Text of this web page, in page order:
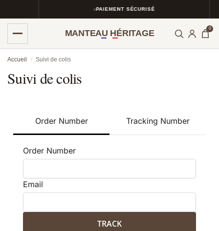
PAIEMENT SÉCURISÉ
MANTEAU HÉRITAGE 0
Accueil / Suivi de colis
Suivi de colis
TRACK
Order Number Tracking Number
Order Number
Email
TRACK